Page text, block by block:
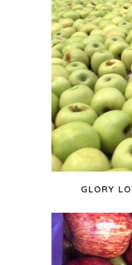
GLORY